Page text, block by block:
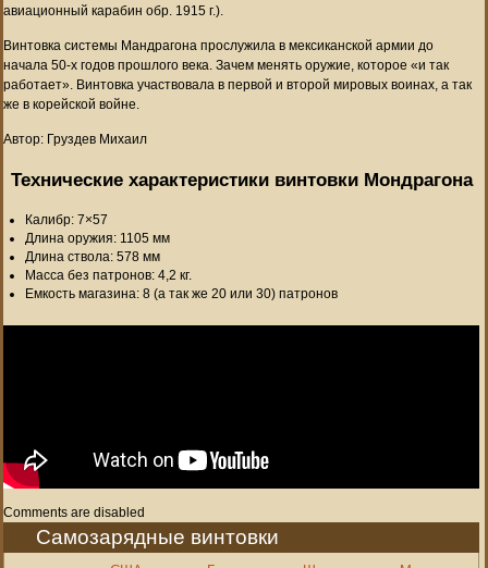
авиационный карабин обр. 1915 г.).
Винтовка системы Мандрагона прослужила в мексиканской армии до
начала 50-х годов прошлого века. Зачем менять оружие, которое «и так
работает». Винтовка участвовала в первой и второй мировых воинах, а так
же в корейской войне.
Автор: Груздев Михаил
Технические характеристики винтовки Мондрагона
Калибр: 7×57
Длина оружия: 1105 мм
Длина ствола: 578 мм
Масса без патронов: 4,2 кг.
Емкость магазина: 8 (а так же 20 или 30) патронов
Comments are disabled
Самозарядные винтовки